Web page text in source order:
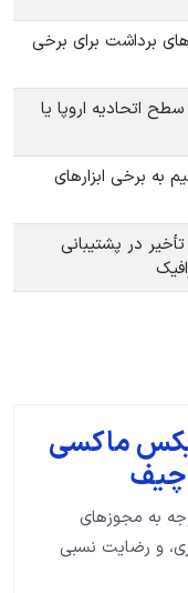
برداشت برای برخی
اتحادیه اروپا یا
برخی ابزارهای
در پشتیبانی
ماکسی
چیف
به مجوزهای
و رضایت نسبی